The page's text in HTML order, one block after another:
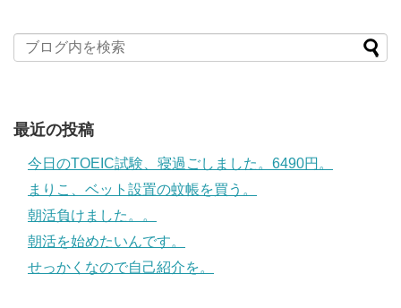
最近の投稿
今日のTOEIC試験、寝過ごしました。6490円。
まりこ、ベット設置の蚊帳を買う。
朝活負けました。。
朝活を始めたいんです。
せっかくなので自己紹介を。